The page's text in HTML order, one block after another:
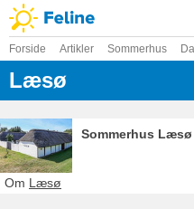
Forside Artikler Sommerhus
Læsø
Sommerhus
Om Læsø